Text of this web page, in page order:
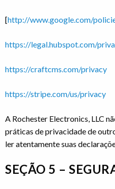
[http://www.google.com/
https://legal.hubspot.com/
https://craftcms.com/privacy
https://stripe.com/us/privacy
A Rochester Electronics, LLC
práticas de privacidade de
ler atentamente suas
SEÇÃO 5 –